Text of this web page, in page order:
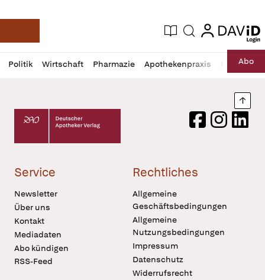
Deutsche Apotheker Zeitung
Aktuelle Ausgabe
Suche login
login
Politik Wirtschaft Pharmazie Apothekenpraxis RechtAbo
Profil
öffnen
Daz
Pur
Deutscher Apotheker Verlag Logo
FacebookInstagram
Service
Newsletter
Über uns
Kontakt
Mediadaten
Abo kündigen
RSS-Feed
Rechtliches
Allgemeine
Geschäftsbedingungen
Allgemeine
Nutzungsbedingungen
Impressum
Datenschutz
Widerrufsrecht